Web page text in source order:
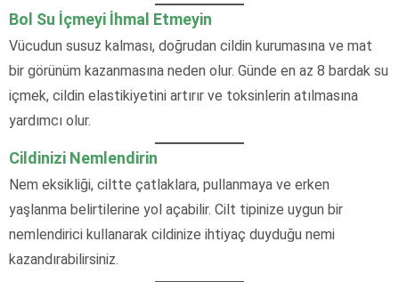
Bol Su İçmeyi İhmal Etmeyin
Vücudun susuz kalması, doğrudan cildin kurumasına ve mat
bir görünüm kazanmasına neden olur. Günde en az 8 bardak su
içmek, cildin elastikiyetini artırır ve toksinlerin atılmasına
yardımcı olur.
Cildinizi Nemlendirin
Nem eksikliği, ciltte çatlaklara, pullanmaya ve erken
yaşlanma belirtilerine yol açabilir. Cilt tipinize uygun bir
nemlendirici kullanarak cildinize ihtiyaç duyduğu nemi
kazandırabilirsiniz.